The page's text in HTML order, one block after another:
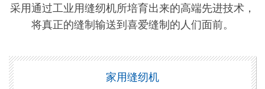
采用通过工业用缝纫机所培育出来的高端先进技术，
将真正的缝制输送到喜爱缝制的人们面前。
家用缝纫机